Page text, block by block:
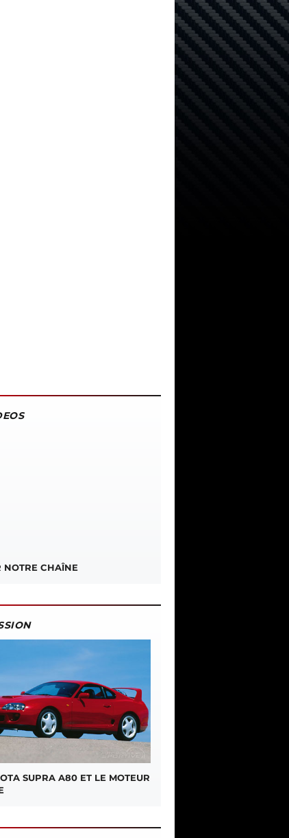
NOTRE CHAÎNE
SUPRA A80 ET LE MOTEUR